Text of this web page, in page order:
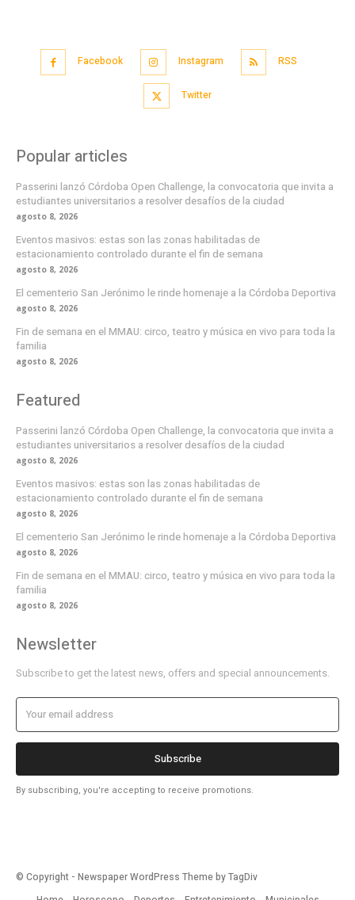
Facebook Instagram RSS
Twitter
Popular articles
Passerini lanzó Córdoba Open Challenge, la convocatoria que invita a
estudiantes universitarios a resolver desafíos de la ciudad
agosto 8, 2026
Eventos masivos: estas son las zonas habilitadas de
estacionamiento controlado durante el fin de semana
agosto 8, 2026
El cementerio San Jerónimo le rinde homenaje a la Córdoba Deportiva
agosto 8, 2026
Fin de semana en el MMAU: circo, teatro y música en vivo para toda la
familia
agosto 8, 2026
Featured
Passerini lanzó Córdoba Open Challenge, la convocatoria que invita a
estudiantes universitarios a resolver desafíos de la ciudad
agosto 8, 2026
Eventos masivos: estas son las zonas habilitadas de
estacionamiento controlado durante el fin de semana
agosto 8, 2026
El cementerio San Jerónimo le rinde homenaje a la Córdoba Deportiva
agosto 8, 2026
Fin de semana en el MMAU: circo, teatro y música en vivo para toda la
familia
agosto 8, 2026
Newsletter
Subscribe to get the latest news, offers and special announcements.
Subscribe
By subscribing, you're accepting to receive promotions.
© Copyright - Newspaper WordPress Theme by TagDiv